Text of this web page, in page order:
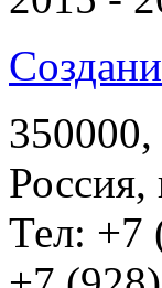
Россия,
Тел: +7